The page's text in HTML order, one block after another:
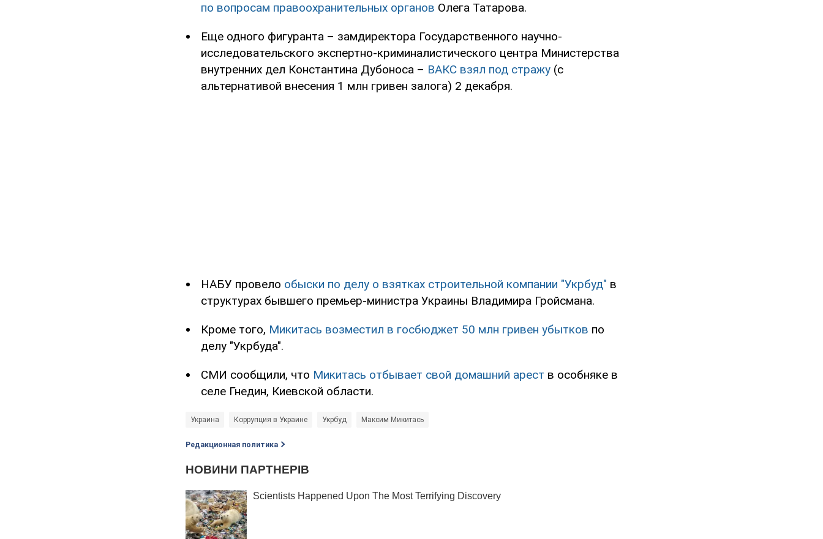
по вопросам правоохранительных органов Олега Татарова.
Еще одного фигуранта – замдиректора Государственного научно-
исследовательского экспертно-криминалистического центра Министерства
внутренних дел Константина Дубоноса – ВАКС взял под стражу (с
альтернативой внесения 1 млн гривен залога) 2 декабря.
НАБУ провело обыски по делу о взятках строительной компании "Укрбуд" в
структурах бывшего премьер-министра Украины Владимира Гройсмана.
Кроме того, Микитась возместил в госбюджет 50 млн гривен убытков по
делу "Укрбуда".
СМИ сообщили, что Микитась отбывает свой домашний арест в особняке в
селе Гнедин, Киевской области.
Украина Коррупция в Украине Укрбуд Максим Микитась
Редакционная политика